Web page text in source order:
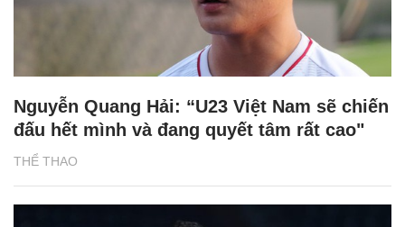
THỂ THAO
Nguyễn Quang Hải: “U23 Việt Nam sẽ chiến
đấu hết mình và đang quyết tâm rất cao"